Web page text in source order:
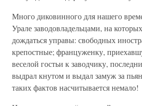
Много диковинного для нашего
Урале заводовладельцами, на
дождаться управы: свободных
крепостные; француженку,
веселой гостьи к заводчику,
выдрал кнутом и выдал замуж за
таких фактов насчитывается немало!